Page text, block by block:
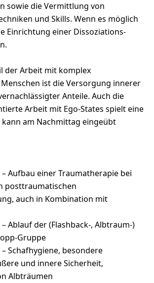
sowie die Vermittlung von
und Skills. Wenn es möglich
Einrichtung einer Dissoziations-
der Arbeit mit komplex
ist die Versorgung innerer
Anteile. Auch die
Arbeit mit Ego-States spielt eine
am Nachmittag eingeübt
– Aufbau einer Traumatherapie bei
posttraumatischen
auch in Kombination mit
– Ablauf der (Flashback-, Albtraum-)
Gruppe
– Schafhygiene, besondere
und innere Sicherheit,
Albträumen